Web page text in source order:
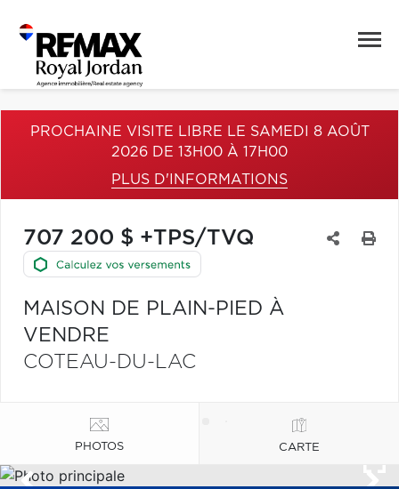
PROCHAINE VISITE LIBRE LE SAMEDI 8 AOÛT
2026 DE 13H00 À 17H00
PLUS D'INFORMATIONS
707 200 $ +TPS/TVQ
MAISON DE PLAIN-PIED À
VENDRE
COTEAU-DU-LAC
PHOTOS CARTE